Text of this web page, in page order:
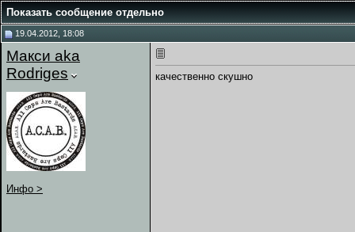
Показать сообщение отдельно
19.04.2012, 18:08
Макси aka
Rodriges
Инфо >
качественно скушно